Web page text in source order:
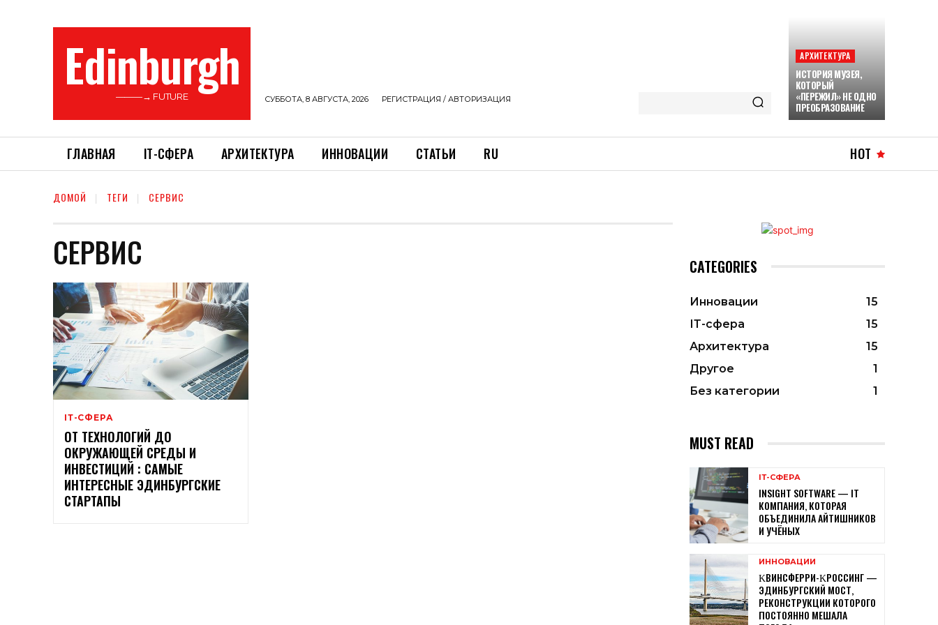
Edinburgh
———→ FUTURE СУББОТА, 8 АВГУСТА, 2026 РЕГИСТРАЦИЯ / АВТОРИЗАЦИЯ
АРХИТЕКТУРА
ИСТОРИЯ МУЗЕЯ,
КОТОРЫЙ
«ПЕРЕЖИЛ» НЕ ОДНО
ПРЕОБРАЗОВАНИЕ
ГЛАВНАЯ ІТ-СФЕРА АРХИТЕКТУРА ИННОВАЦИИ СТАТЬИ RU HOT
ДОМОЙ ТЕГИ СЕРВИС
СЕРВИС
ІТ-СФЕРА
ОТ ТЕХНОЛОГИЙ ДО
ОКРУЖАЮЩЕЙ СРЕДЫ И
ИНВЕСТИЦИЙ : САМЫЕ
ИНТЕРЕСНЫЕ ЭДИНБУРГСКИЕ
СТАРТАПЫ
CATEGORIES
Инновации
15
ІТ-сфера
15
Архитектура
15
Другое
1
Без категории
1
MUST READ
ІТ-СФЕРА
INSIGHT SOFTWARE — IТ
КОМПАНИЯ, КОТОРАЯ
ОБЪЕДИНИЛА АЙТИШНИКОВ
И УЧЁНЫХ
ИННОВАЦИИ
ΚВИНСФЕРРИ-ΚРОССИНГ —
ЭДИНБУРГСКИЙ МОСТ,
РЕКОНСТРУКЦИИ КОТОРОГО
ПОСТОЯННО МЕШАЛА